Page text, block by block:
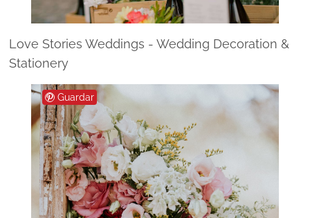
Love Stories Weddings - Wedding Decoration &
Stationery
Guardar